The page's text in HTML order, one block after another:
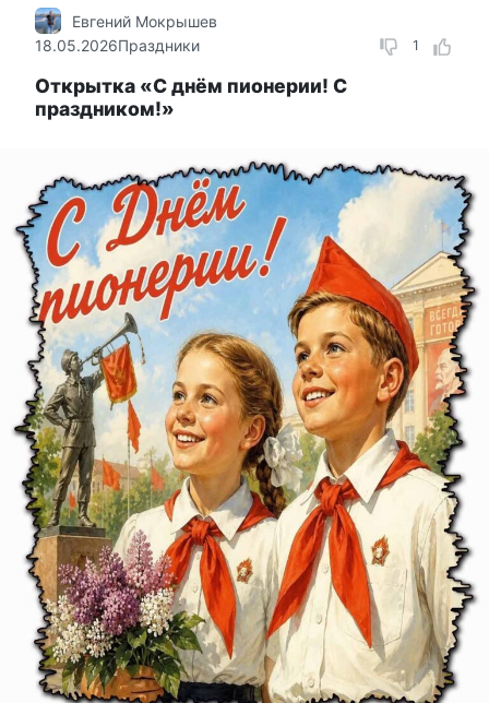
1
Евгений Мокрышев
18.05.2026Праздники
Открытка «С днём пионерии! С
праздником!»